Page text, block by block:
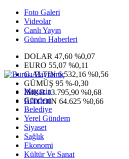
Foto Galeri
Videolar
Canlı Yayın
Günün Haberleri
DOLAR 47,60 %0,07
EURO 55,07 %0,11
G.ALTIN6.532,16 %0,56
GÜMÜŞ 95 %-0,30
IMKB13.795,90 %0,68
BITCOIN 64.625 %0,66
Magazin
Gündem
Belediye
Yerel Gündem
Siyaset
Sağlık
Ekonomi
Kültür Ve Sanat